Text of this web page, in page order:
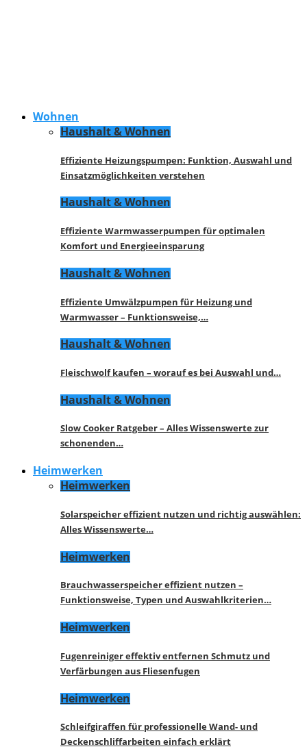
Wohnen
Haushalt & Wohnen
Effiziente Heizungspumpen: Funktion, Auswahl und
Einsatzmöglichkeiten verstehen
Haushalt & Wohnen
Effiziente Warmwasserpumpen für optimalen
Komfort und Energieeinsparung
Haushalt & Wohnen
Effiziente Umwälzpumpen für Heizung und
Warmwasser – Funktionsweise,…
Haushalt & Wohnen
Fleischwolf kaufen – worauf es bei Auswahl und…
Haushalt & Wohnen
Slow Cooker Ratgeber – Alles Wissenswerte zur
schonenden…
Heimwerken
Heimwerken
Solarspeicher effizient nutzen und richtig auswählen:
Alles Wissenswerte…
Heimwerken
Brauchwasserspeicher effizient nutzen –
Funktionsweise, Typen und Auswahlkriterien…
Heimwerken
Fugenreiniger effektiv entfernen Schmutz und
Verfärbungen aus Fliesenfugen
Heimwerken
Schleifgiraffen für professionelle Wand- und
Deckenschliffarbeiten einfach erklärt